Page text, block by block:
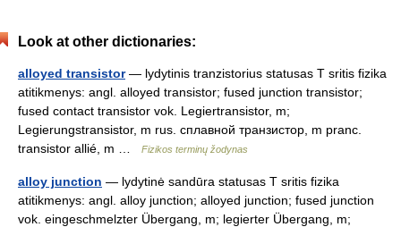
Look at other dictionaries:
alloyed transistor— lydytinis tranzistorius statusas T sritis fizika
atitikmenys: angl. alloyed transistor; fused junction transistor;
fused contact transistor vok. Legiertransistor, m;
Legierungstransistor, m rus. сплавной транзистор, m pranc.
transistor allié, m …
Fizikos terminų žodynas
alloy junction — lydytinė sandūra statusas T sritis fizika
atitikmenys: angl. alloy junction; alloyed junction; fused junction
vok. eingeschmelzter Übergang, m; legierter Übergang, m;